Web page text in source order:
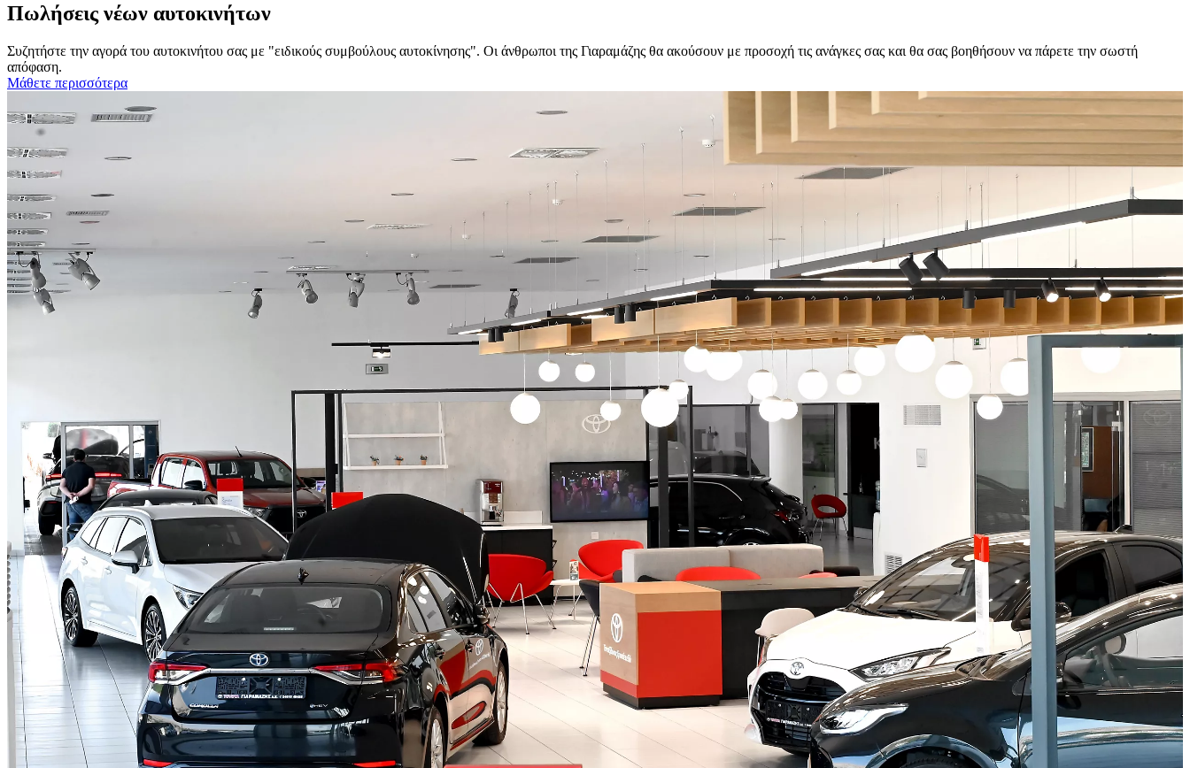
Πωλήσεις νέων αυτοκινήτων
Συζητήστε την αγορά του αυτοκινήτου σας με "ειδικούς συμβούλους αυτοκίνησης". Οι άνθρωποι της Γιαραμάζης θα ακούσουν με προσοχή τις ανάγκες σας και θα σας βοηθήσουν να πάρετε την σωστή
απόφαση.
Μάθετε περισσότερα